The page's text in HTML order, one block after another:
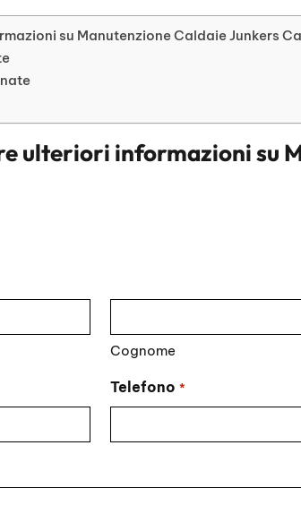
su Manutenzione Caldaie Junkers
ulteriori informazioni su
Cognome
Telefono *